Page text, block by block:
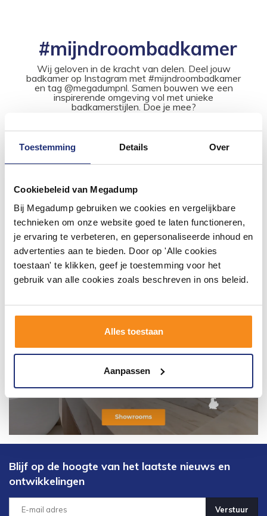
Toestemming Details Over
Cookiebeleid van Megadump
Bij Megadump gebruiken we cookies en vergelijkbare
technieken om onze website goed te laten functioneren,
je ervaring te verbeteren, en gepersonaliseerde inhoud en
advertenties aan te bieden. Door op 'Alle cookies
toestaan' te klikken, geef je toestemming voor het
gebruik van alle cookies zoals beschreven in ons beleid.
Alles toestaan
Aanpassen
#mijndroombadkamer
Wij geloven in de kracht van delen. Deel jouw
badkamer op Instagram met #mijndroombadkamer
en tag @megadumpnl. Samen bouwen we een
inspirerende omgeving vol met unieke
badkamerstijlen. Doe je mee?
Blijf op de hoogte van het laatste nieuws en
ontwikkelingen
Verstuur